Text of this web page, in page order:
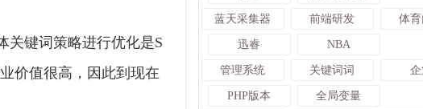
关键词策略进行优化是S
价值很高，因此到现在
蓝天采集器 前端研发 体
迅睿 NBA
管理系统 关键词词
PHP版本 全局变量